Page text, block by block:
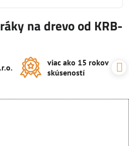
na drevo od KRB-
viac ako 15 rokov
skúseností